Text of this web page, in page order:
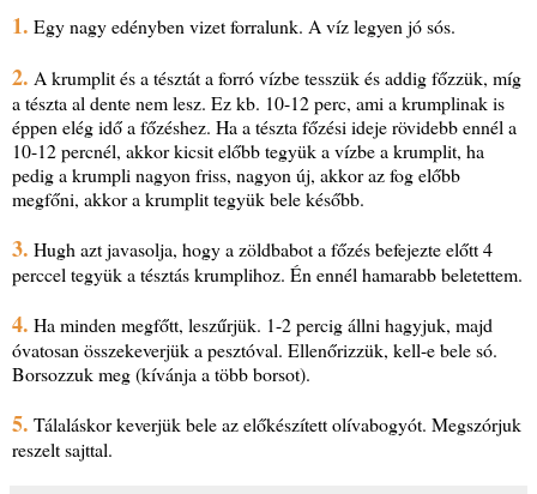
1. Egy nagy edényben vizet forralunk. A víz legyen jó sós.
2. A krumplit és a tésztát a forró vízbe tesszük és addig főzzük, míg
a tészta al dente nem lesz. Ez kb. 10-12 perc, ami a krumplinak is
éppen elég idő a főzéshez. Ha a tészta főzési ideje rövidebb ennél a
10-12 percnél, akkor kicsit előbb tegyük a vízbe a krumplit, ha
pedig a krumpli nagyon friss, nagyon új, akkor az fog előbb
megfőni, akkor a krumplit tegyük bele később.
3. Hugh azt javasolja, hogy a zöldbabot a főzés befejezte előtt 4
perccel tegyük a tésztás krumplihoz. Én ennél hamarabb beletettem.
4. Ha minden megfőtt, leszűrjük. 1-2 percig állni hagyjuk, majd
óvatosan összekeverjük a pesztóval. Ellenőrizzük, kell-e bele só.
Borsozzuk meg (kívánja a több borsot).
5. Tálaláskor keverjük bele az előkészített olívabogyót. Megszórjuk
reszelt sajttal.